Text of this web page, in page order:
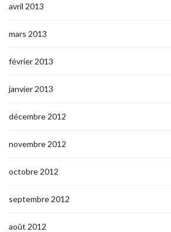
avril 2013
mars 2013
février 2013
janvier 2013
décembre 2012
novembre 2012
octobre 2012
septembre 2012
août 2012